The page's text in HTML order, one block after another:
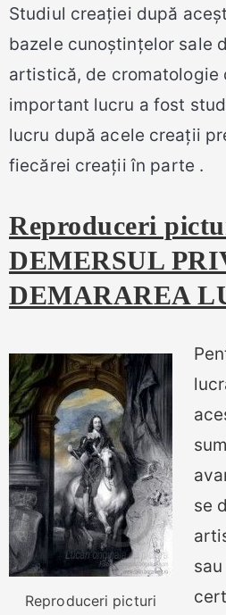
Studiul creației după
bazele cunoștințelor sale
artistică, de cromatologie
important lucru a fost
lucru după acele creații
fiecărei creații în parte .
Reproduceri
DEMERSUL
DEMARAREA
Reproduceri picturi
se